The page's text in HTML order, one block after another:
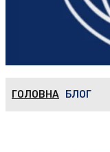
ГОЛОВНА БЛОГ